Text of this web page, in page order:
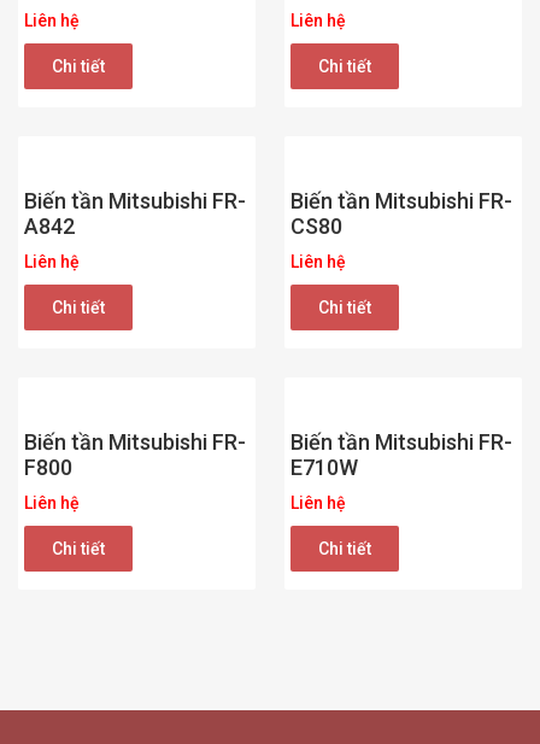
Liên hệ
Chi tiết
Liên hệ
Chi tiết
Biến tần Mitsubishi FR-
A842
Liên hệ
Chi tiết
Biến tần Mitsubishi FR-
CS80
Liên hệ
Chi tiết
Biến tần Mitsubishi FR-
F800
Liên hệ
Chi tiết
Biến tần Mitsubishi FR-
E710W
Liên hệ
Chi tiết